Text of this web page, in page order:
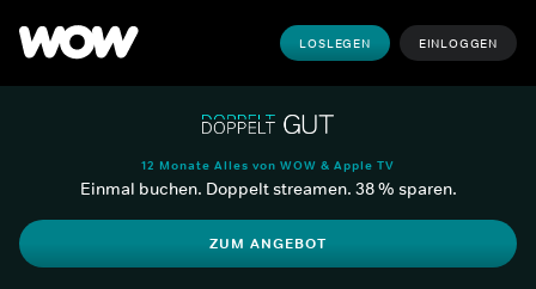
LOSLEGEN EINLOGGEN
12 Monate Alles von WOW & Apple TV
Einmal buchen. Doppelt streamen. 38 % sparen.
ZUM ANGEBOT